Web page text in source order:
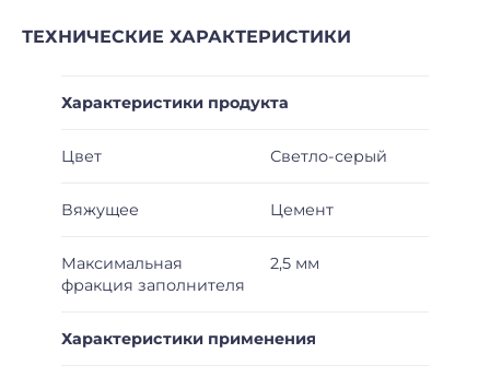
ТЕХНИЧЕСКИЕ ХАРАКТЕРИСТИКИ
Характеристики продукта
Цвет Светло-серый
Вяжущее Цемент
Максимальная
фракция заполнителя
2,5 мм
Характеристики применения